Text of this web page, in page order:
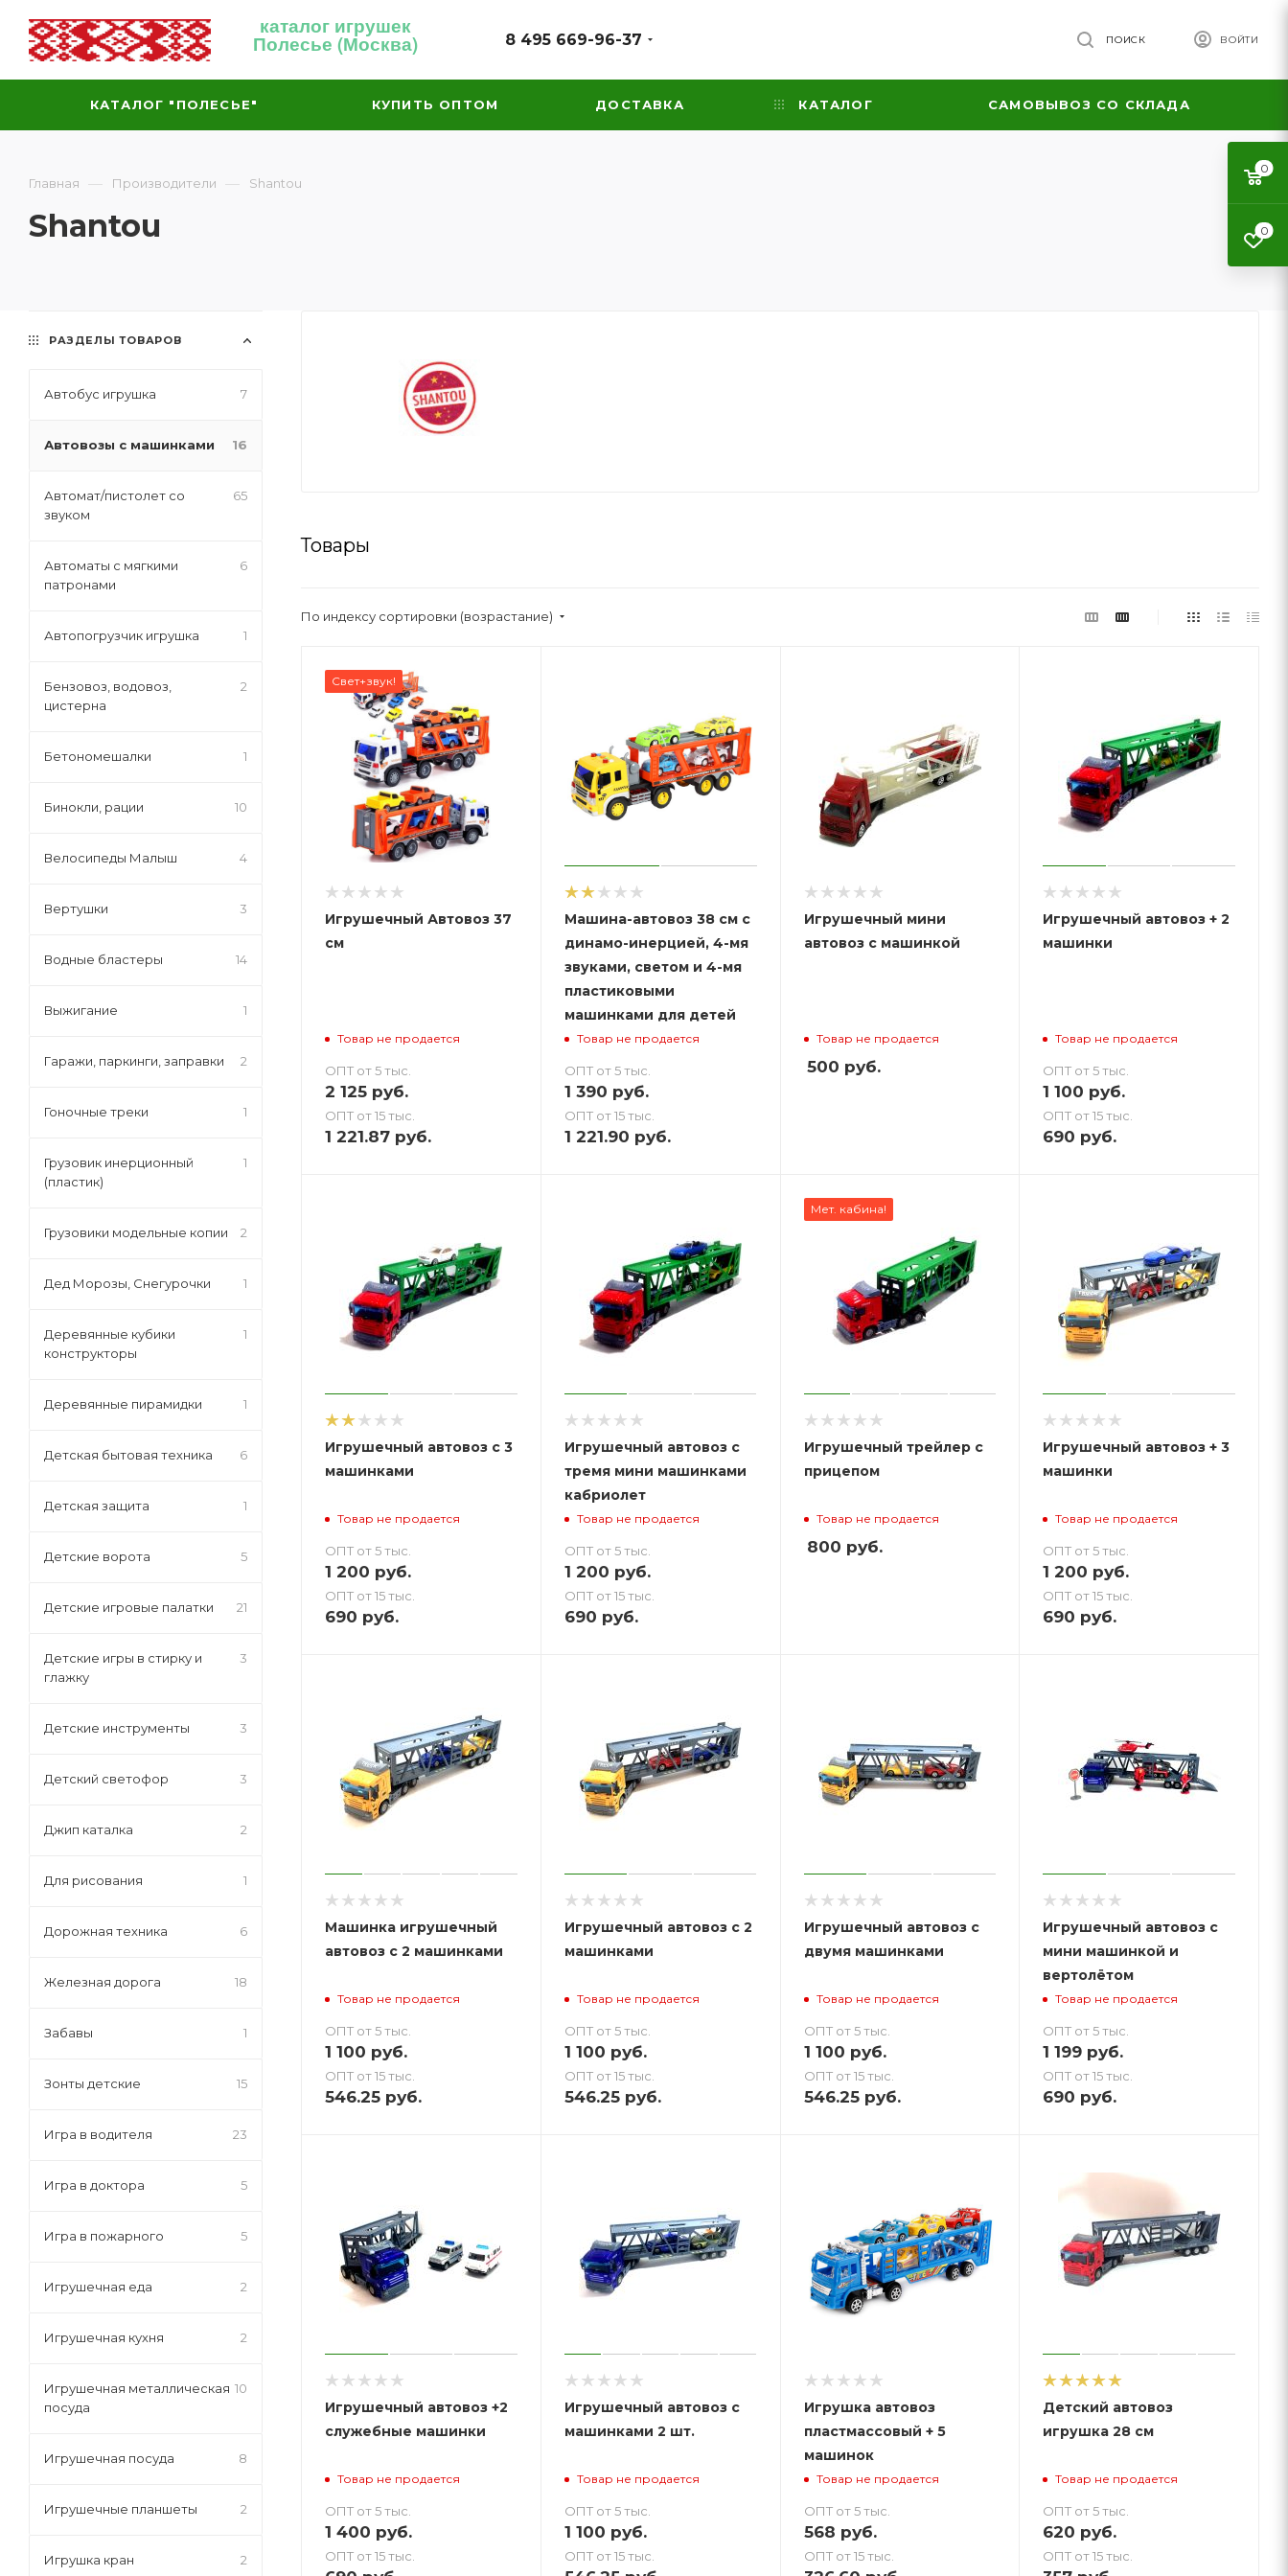
каталог игрушек
Полесье (Москва) 8 495 669-96-37 ВОЙТИ
ПОИСК
КАТАЛОГ "ПОЛЕСЬЕ" КУПИТЬ ОПТОМ ДОСТАВКА КАТАЛОГ САМОВЫВОЗ СО СКЛАДА
Главная — Производители — Shantou
Shantou
Товары
По индексу сортировки (возрастание)
Свет+звук!
Игрушечный Автовоз 37
см
Товар не продается
ОПТ от 5 тыс.
2 125 руб.
ОПТ от 15 тыс.
1 221.87 руб.
Машина-автовоз 38 см с
динамо-инерцией, 4-мя
звуками, светом и 4-мя
пластиковыми
машинками для детей
Товар не продается
ОПТ от 5 тыс.
1 390 руб.
ОПТ от 15 тыс.
1 221.90 руб.
Игрушечный мини
автовоз с машинкой
Товар не продается
500 руб.
Игрушечный автовоз + 2
машинки
Товар не продается
ОПТ от 5 тыс.
1 100 руб.
ОПТ от 15 тыс.
690 руб.
Игрушечный автовоз с 3
машинками
Товар не продается
ОПТ от 5 тыс.
1 200 руб.
ОПТ от 15 тыс.
690 руб.
Игрушечный автовоз с
тремя мини машинками
кабриолет
Товар не продается
ОПТ от 5 тыс.
1 200 руб.
ОПТ от 15 тыс.
690 руб.
Мет. кабина!
Игрушечный трейлер с
прицепом
Товар не продается
800 руб.
Игрушечный автовоз + 3
машинки
Товар не продается
ОПТ от 5 тыс.
1 200 руб.
ОПТ от 15 тыс.
690 руб.
Машинка игрушечный
автовоз с 2 машинками
Товар не продается
ОПТ от 5 тыс.
1 100 руб.
ОПТ от 15 тыс.
546.25 руб.
Игрушечный автовоз с 2
машинками
Товар не продается
ОПТ от 5 тыс.
1 100 руб.
ОПТ от 15 тыс.
546.25руб.
Игрушечный автовоз с
двумя машинками
Товар не продается
ОПТ от 5 тыс.
1 100 руб.
ОПТ от 15 тыс.
546.25руб.
Игрушечный автовоз с
мини машинкой и
вертолётом
Товар не продается
ОПТ от 5 тыс.
1 199 руб.
ОПТ от 15 тыс.
690 руб.
Игрушечный автовоз +2
служебные машинки
Товар не продается
ОПТ от 5 тыс.
1 400 руб.
ОПТ от 15 тыс.
Игрушечный автовоз с
машинками 2 шт.
Товар не продается
ОПТ от 5 тыс.
1 100 руб.
ОПТ от 15 тыс.
Игрушка автовоз
пластмассовый + 5
машинок
Товар не продается
ОПТ от 5 тыс.
568 руб.
ОПТ от 15 тыс.
Детский автовоз
игрушка 28 см
Товар не продается
ОПТ от 5 тыс.
620 руб.
ОПТ от 15 тыс.
РАЗДЕЛЫ ТОВАРОВ
Автобус игрушка 7
Автовозы с машинками 16
Автомат/пистолет со
звуком
65
Автоматы с мягкими
патронами
6
Автопогрузчик игрушка 1
Бензовоз, водовоз,
цистерна
2
Бетономешалки 1
Бинокли, рации 10
Велосипеды Малыш 4
Вертушки 3
Водные бластеры 14
Выжигание 1
Гаражи, паркинги, заправки 2
Гоночные треки 1
Грузовик инерционный
(пластик)
1
Грузовики модельные копии 2
Дед Морозы, Снегурочки 1
Деревянные кубики
конструкторы
1
Деревянные пирамидки 1
Детская бытовая техника 6
Детская защита 1
Детские ворота 5
Детские игровые палатки 21
Детские игры в стирку и
глажку
3
Детские инструменты 3
Детский светофор 3
Джип каталка 2
Для рисования 1
Дорожная техника 6
Железная дорога 18
Забавы 1
Зонты детские 15
Игра в водителя 23
Игра в доктора 5
Игра в пожарного 5
Игрушечная еда 2
Игрушечная кухня 2
Игрушечная металлическая
посуда
10
Игрушечная посуда 8
Игрушечные планшеты 2
Игрушка кран 2
0
0